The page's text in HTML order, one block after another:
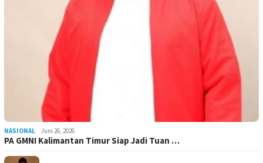
NASIONAL Juni 26, 2026
PA GMNI Kalimantan Timur Siap Jadi Tuan …